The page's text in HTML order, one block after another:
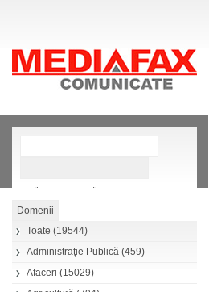
Căutare avansată
Toate (19544)
Administraţie Publică (459)
Afaceri (15029)